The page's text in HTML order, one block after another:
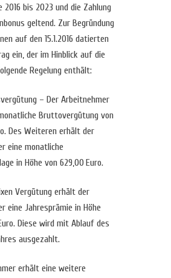
2016 bis 2023 und die Zahlung
geltend. Zur Begründung
auf den 15.1.2016 datierten
ein, der im Hinblick auf die
Regelung enthält:
– Der Arbeitnehmer
Bruttovergütung von
Des Weiteren erhält der
eine monatliche
in Höhe von 629,00 Euro.
Vergütung erhält der
eine Jahresprämie in Höhe
Diese wird mit Ablauf des
ausgezahlt.
erhält eine weitere